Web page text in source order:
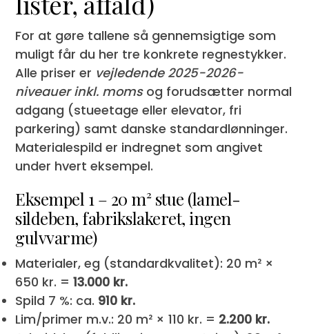
For at gøre tallene så gennemsigtige som
muligt får du her tre konkrete regnestykker.
Alle priser er vejledende 2025-2026-
niveauer inkl. momsog forudsætter normal
adgang (stueetage eller elevator, fri
parkering) samt danske standardlønninger.
Materialespild er indregnet som angivet
under hvert eksempel.
Eksempel 1 – 20 m² stue (lamel-
sildeben, fabrikslakeret, ingen
gulvvarme)
Materialer, eg (standardkvalitet): 20 m² ×
650 kr. =13.000 kr.
Spild 7 %: ca. 910 kr.
Lim/primer m.v.: 20 m² × 110 kr. = 2.200 kr.